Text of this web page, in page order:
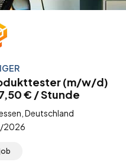
(m/w/d)
€ / Stunde
Deutschland
2026